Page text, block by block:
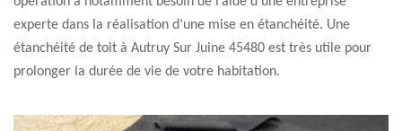
experte dans la réalisation d’une mise en étanchéité. Une
étanchéité de toit à Autruy Sur Juine 45480 est très utile pour
prolonger la durée de vie de votre habitation.